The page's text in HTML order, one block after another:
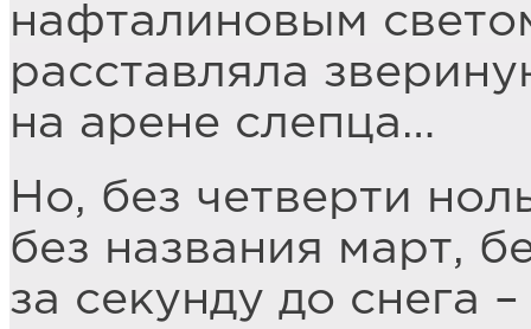
нафталиновым
расставляла
на арене слепца…
Но, без четверти
без названия март,
за секунду до снега